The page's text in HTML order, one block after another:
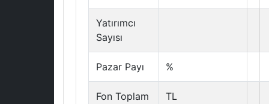
Yatırımcı
Sayısı
Pazar Payı %
Fon Toplam
TL